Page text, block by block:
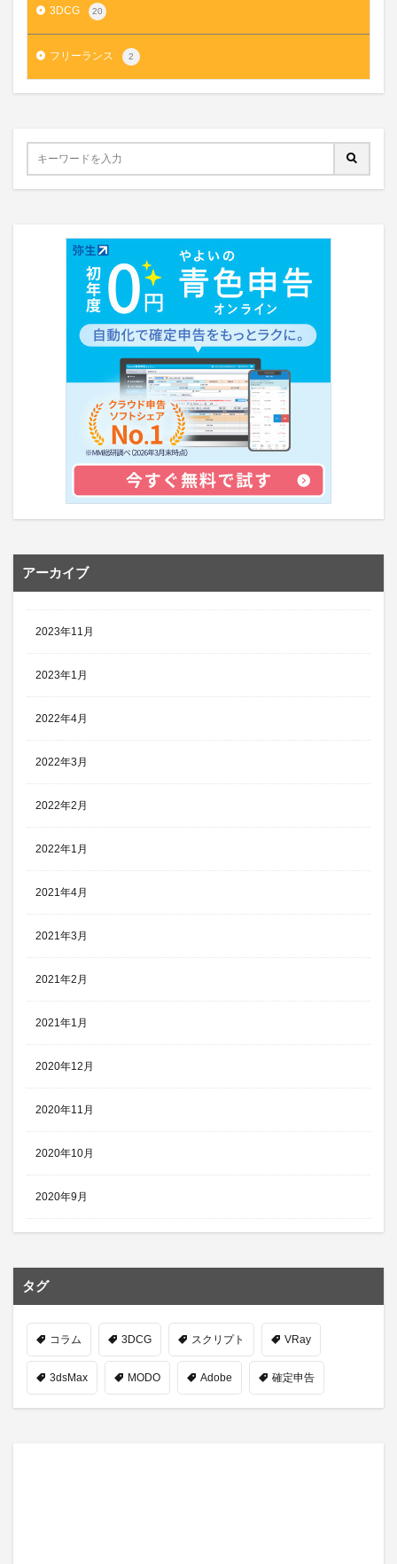
3DCG 20
フリーランス 2
アーカイブ
2023年11月
2023年1月
2022年4月
2022年3月
2022年2月
2022年1月
2021年4月
2021年3月
2021年2月
2021年1月
2020年12月
2020年11月
2020年10月
2020年9月
タグ
コラム 3DCG スクリプト VRay
3dsMax MODO Adobe 確定申告